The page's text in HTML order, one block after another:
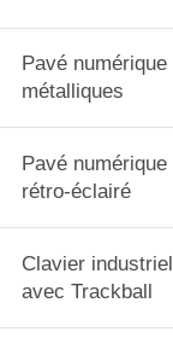
Pavé numérique
métalliques
Pavé numérique
rétro-éclairé
Clavier industriel
avec Trackball